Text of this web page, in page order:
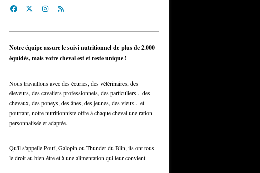
Notre équipe assure le suivi nutritionnel de plus de 2.000
équidés, mais votre cheval est et reste unique !
Nous travaillons avec des écuries, des vétérinaires, des
éleveurs, des cavaliers professionnels, des particuliers... des
chevaux, des poneys, des ânes, des jeunes, des vieux... et
pourtant, notre nutritionniste offre à chaque cheval une ration
personnalisée et adaptée.
Qu'il s'appelle Pouf, Galopin ou Thunder du Blin, ils ont tous
le droit au bien-être et à une alimentation qui leur convient.